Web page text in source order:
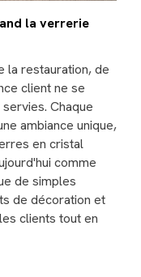
la verrerie
la restauration, de
client ne se
Chaque
ambiance unique,
en cristal
comme
de simples
de décoration et
clients tout en